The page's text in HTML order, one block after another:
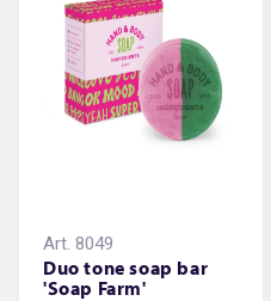
Art. 8049
Duo tone soap bar
'Soap Farm'